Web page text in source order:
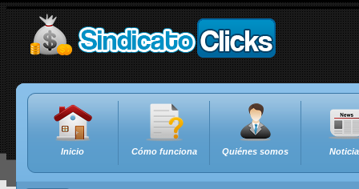
Inicio Cómo funciona Quiénes somos